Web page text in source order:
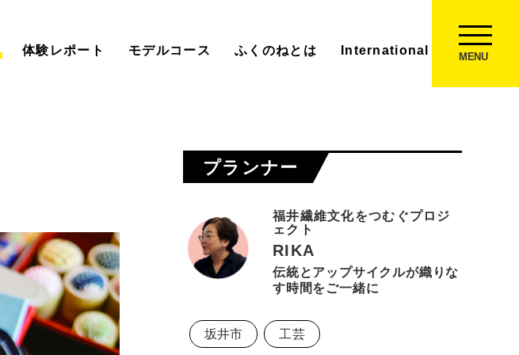
体験レポート モデルコース ふくのねとは International MENU
プランナー
福井繊維文化をつむぐプロジ
ェクト
RIKA
伝統とアップサイクルが織りな
す時間をご一緒に
坂井市 工芸